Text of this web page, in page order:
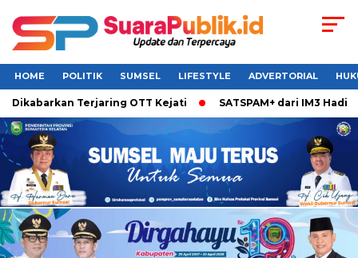
HOME POLITIK SUMSEL LIFESTYLE ADVERTORIAL
Dikabarkan Terjaring OTT Kejati SATSPAM+ dari IM3